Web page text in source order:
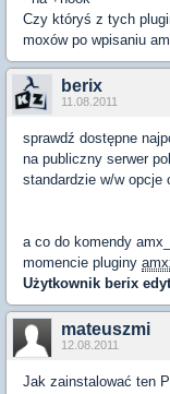
Czy któryś z tych
moxów po wpisaniu
berix
11.08.2011
sprawdź dostępne
na publiczny serwer
standardzie w/w opcje
a co do komendy
momencie pluginy
Użytkownik berix
mateuszmi
12.08.2011
Jak zainstalować ten